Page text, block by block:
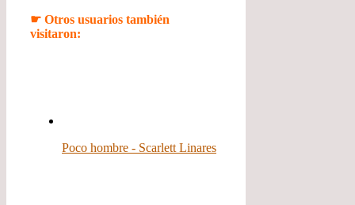
☛ Otros usuarios también
visitaron:
Poco hombre - Scarlett Linares